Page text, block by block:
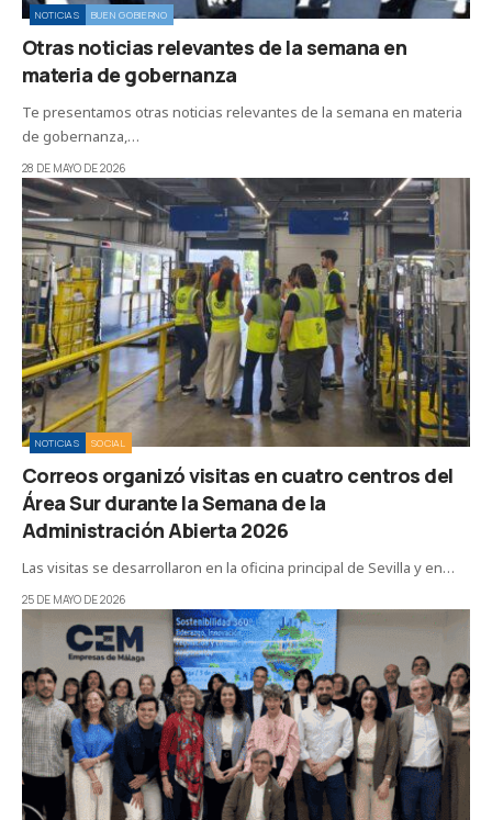
NOTICIAS BUEN GOBIERNO
Otras noticias relevantes de la semana en
materia de gobernanza
Te presentamos otras noticias relevantes de la semana en materia
de gobernanza,…
28 DE MAYO DE 2026
NOTICIAS SOCIAL
Correos organizó visitas en cuatro centros del
Área Sur durante la Semana de la
Administración Abierta 2026
Las visitas se desarrollaron en la oficina principal de Sevilla y en…
25 DE MAYO DE 2026